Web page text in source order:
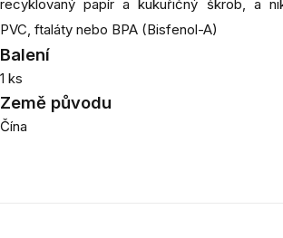
recyklovaný papír a kukuřičný škrob, a
PVC, ftaláty nebo BPA (Bisfenol-A)
Balení
1 ks
Země původu
Čína